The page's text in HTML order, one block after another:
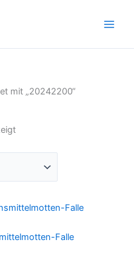
mit „20242200“
Falle